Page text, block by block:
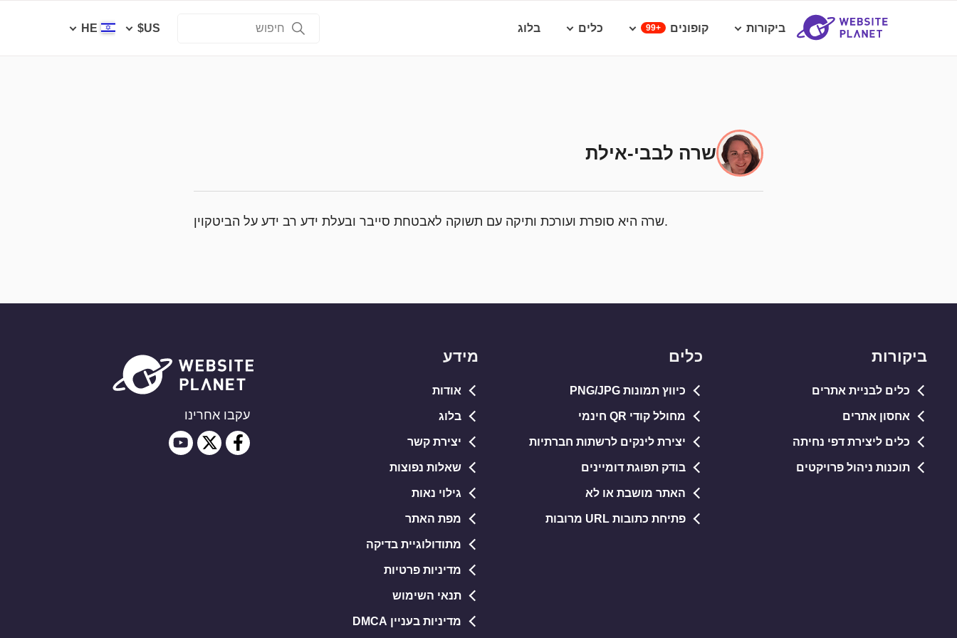
ביקורות קופונים 99+ כלים בלוג US$
HE
שרה לבבי-אילת
שרה היא סופרת ועורכת ותיקה עם תשוקה לאבטחת סייבר ובעלת ידע רב ידע על הביטקוין.
ביקורות
כלים לבניית אתרים
אחסון אתרים
כלים ליצירת דפי נחיתה
תוכנות ניהול פרויקטים
כלים
כיווץ תמונות PNG/JPG
מחולל קודי QR חינמי
יצירת לינקים לרשתות חברתיות
בודק תפוגת דומיינים
האתר מושבת או לא
פתיחת כתובות URL מרובות
מידע
אודות
בלוג
יצירת קשר
שאלות נפוצות
גילוי נאות
מפת האתר
מתודולוגיית בדיקה
מדיניות פרטיות
תנאי השימוש
מדיניות בעניין DMCA
עקבו אחרינו